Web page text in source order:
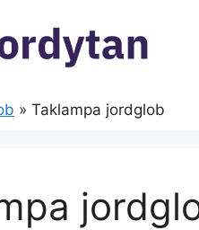
» Taklampa jordglob